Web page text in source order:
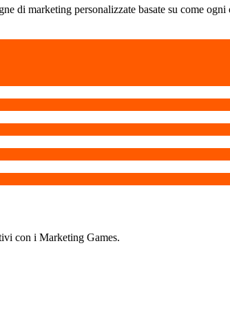
di marketing personalizzate basate su come
con i Marketing Games.